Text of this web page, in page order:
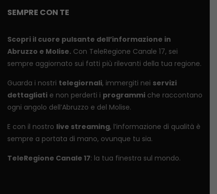
SEMPRE CON TE
Scopri il cuore pulsante dell’informazione in
Abruzzo e Molise. Con TeleRegione Canale 17, sei
sempre aggiornato sui fatti più rilevanti della tua regione.
Guarda i nostri telegiornali, immergiti nei servizi
dettagliati e non perderti i programmi che raccontano
ogni angolo dell’Abruzzo e del Molise.
E con il nostro live streaming, l’informazione di qualità è
sempre a portata di mano, ovunque tu sia.
TeleRegione Canale 17: la tua finestra sul mondo.